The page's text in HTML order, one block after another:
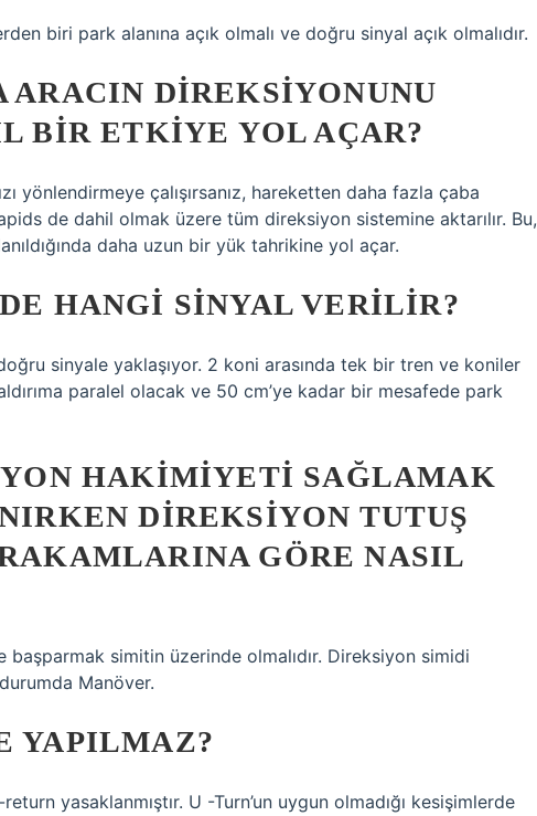
biri park alanına açık olmalı ve doğru sinyal açık olmalıdır.
ARACIN DIREKSIYONUNU
BIR ETKIYE YOL AÇAR?
yönlendirmeye çalışırsanız, hareketten daha fazla çaba
de dahil olmak üzere tüm direksiyon sistemine aktarılır. Bu,
daha uzun bir yük tahrikine yol açar.
HANGI SINYAL VERILIR?
sinyale yaklaşıyor. 2 koni arasında tek bir tren ve koniler
paralel olacak ve 50 cm’ye kadar bir mesafede park
HAKIMIYETI SAĞLAMAK
DIREKSIYON TUTUŞ
GÖRE NASIL
başparmak simitin üzerinde olmalıdır. Direksiyon simidi
Manöver.
YAPILMAZ?
yasaklanmıştır. U -Turn’un uygun olmadığı kesişimlerde